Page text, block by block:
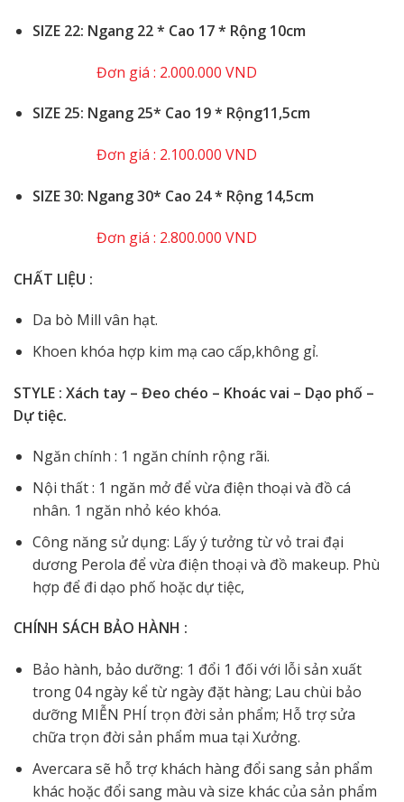
SIZE 22: Ngang 22 * Cao 17 * Rộng 10cm
Đơn giá : 2.000.000 VND
️SIZE 25: Ngang 25* Cao 19 * Rộng11,5cm
Đơn giá : 2.100.000 VND
SIZE 30: Ngang 30* Cao 24 * Rộng 14,5cm
Đơn giá : 2.800.000 VND
CHẤT LIỆU :
Da bò Mill vân hạt.
Khoen khóa hợp kim mạ cao cấp,không gỉ.
STYLE : Xách tay – Đeo chéo – Khoác vai – Dạo phố –
Dự tiệc.
Ngăn chính : 1 ngăn chính rộng rãi.
Nội thất : 1 ngăn mở để vừa điện thoại và đồ cá
nhân. 1 ngăn nhỏ kéo khóa.
Công năng sử dụng: Lấy ý tưởng từ vỏ trai đại
dương Perola để vừa điện thoại và đồ makeup. Phù
hợp để đi dạo phố hoặc dự tiệc,
CHÍNH SÁCH BẢO HÀNH :
Bảo hành, bảo dưỡng: 1 đổi 1 đối với lỗi sản xuất
trong 04 ngày kể từ ngày đặt hàng; Lau chùi bảo
dưỡng MIỄN PHÍ trọn đời sản phẩm; Hỗ trợ sửa
chữa trọn đời sản phẩm mua tại Xưởng.
Avercara sẽ hỗ trợ khách hàng đổi sang sản phẩm
khác hoặc đổi sang màu và size khác của sản phẩm